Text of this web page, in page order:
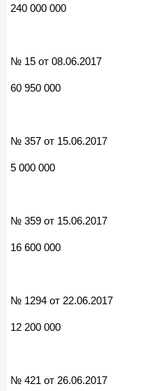
240 000 000
№ 15 от 08.06.2017
60 950 000
№ 357 от 15.06.2017
5 000 000
№ 359 от 15.06.2017
16 600 000
№ 1294 от 22.06.2017
12 200 000
№ 421 от 26.06.2017